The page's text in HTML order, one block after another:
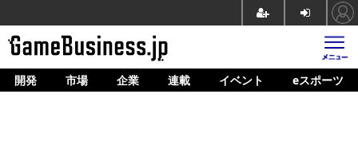
ホーム
開発 市場 企業 連載 イベント eスポーツ